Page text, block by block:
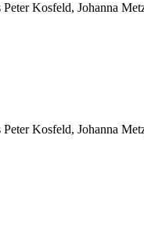
Peter Kosfeld, Johanna
Peter Kosfeld, Johanna